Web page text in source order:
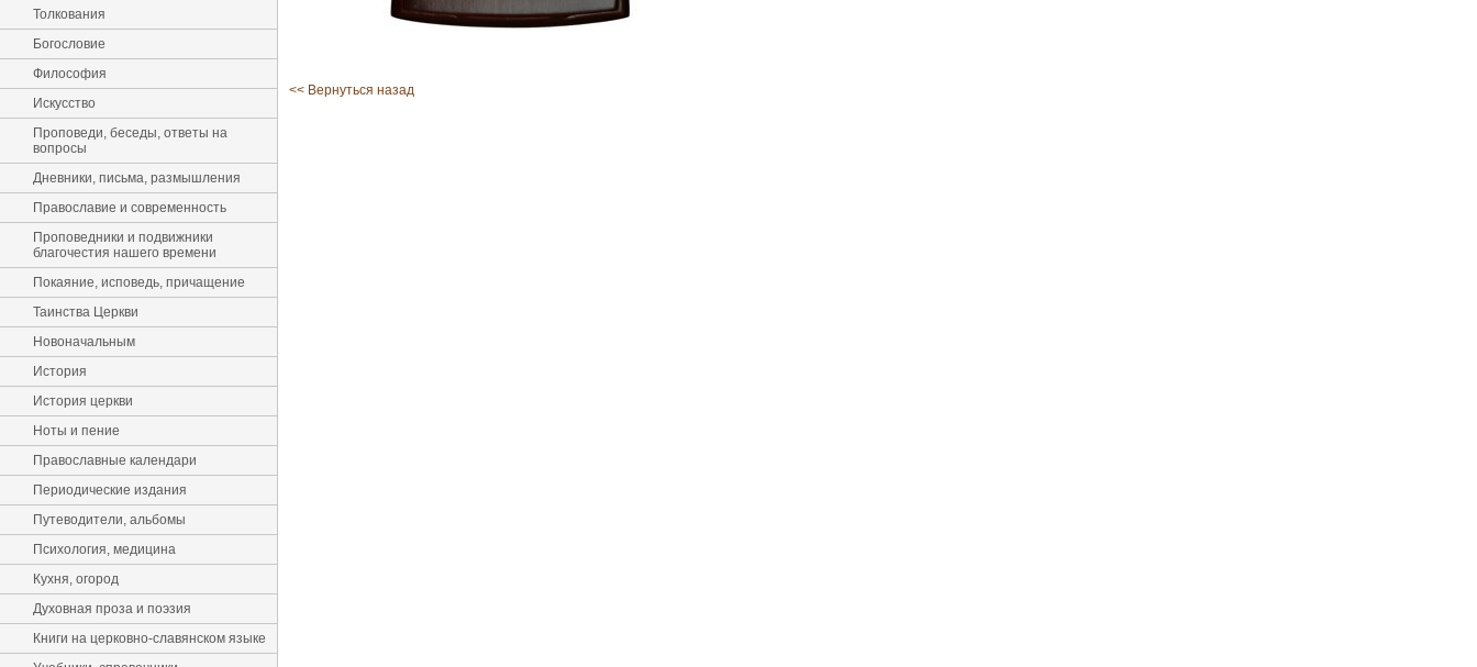
Толкования
Богословие
Философия
Искусство
Проповеди, беседы, ответы на
вопросы
Дневники, письма, размышления
Православие и современность
Проповедники и подвижники
благочестия нашего времени
Покаяние, исповедь, причащение
Таинства Церкви
Новоначальным
История
История церкви
Ноты и пение
Православные календари
Периодические издания
Путеводители, альбомы
Психология, медицина
Кухня, огород
Духовная проза и поэзия
Книги на церковно-славянском языке
<< Вернуться назад